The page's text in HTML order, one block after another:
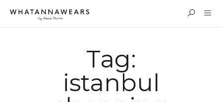
Tag:
istanbul